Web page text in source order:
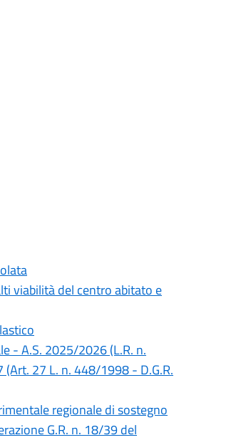
viabilità del centro abitato e
- A.S. 2025/2026 (L.R. n.
27 L. n. 448/1998 - D.G.R.
regionale di sostegno
G.R. n. 18/39 del